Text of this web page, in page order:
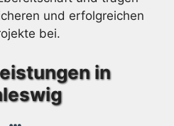
und erfolgreichen
bei.
in